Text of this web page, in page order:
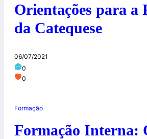
Orientações para a
da Catequese
06/07/2021
0
0
Formação
Formação Interna: